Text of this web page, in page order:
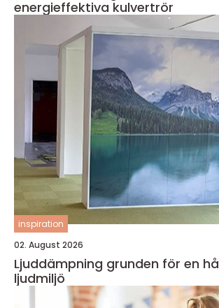
energieffektiva kulvertrör
inspiration
02. August 2026
Ljuddämpning grunden för en hållbar
ljudmiljö